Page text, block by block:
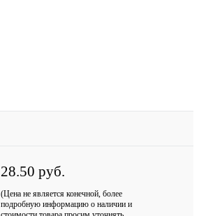
28.50 руб.
(Цена не является конечной, более
подробную информацию о наличии и